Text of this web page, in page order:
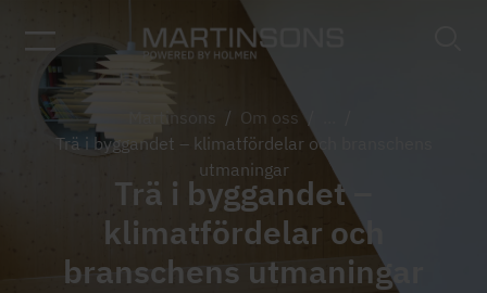
Martinsons / Om oss /
Trä i byggandet – klimatfördelar och branschens
utmaningar
Trä i byggandet –
klimatfördelar och
branschens utmaningar